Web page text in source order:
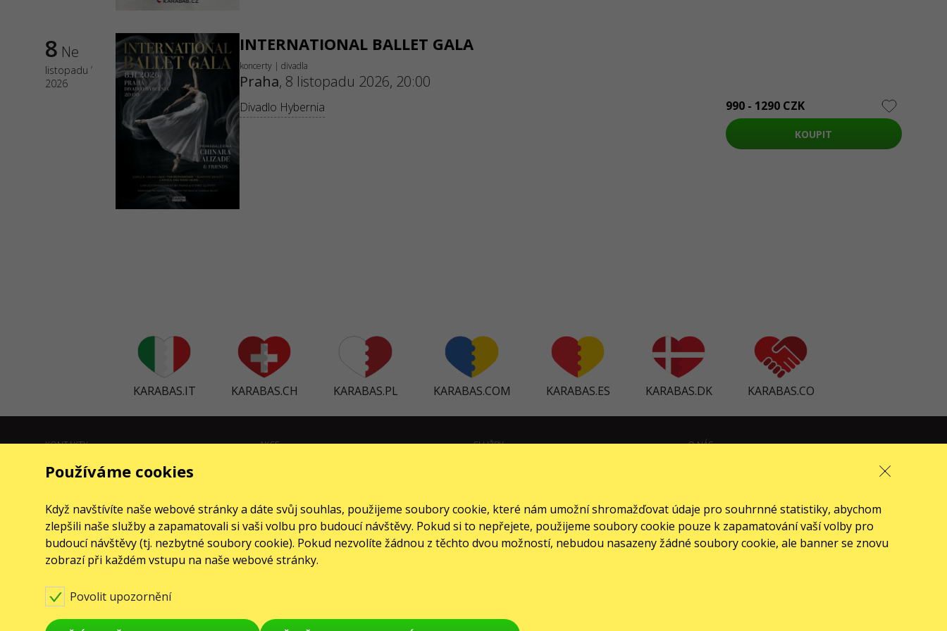
8 Ne
listopadu ’
2026
INTERNATIONAL BALLET GALA
koncerty | divadla
Praha, 8 listopadu 2026, 20:00
Divadlo Hybernia 990 - 1290 CZK
KOUPIT
KARABAS.IT KARABAS.CH KARABAS.PL KARABAS.COM KARABAS.ES KARABAS.DK KARABAS.CO
Používáme cookies
Když navštívíte naše webové stránky a dáte svůj souhlas, použijeme soubory cookie, které nám umožní shromažďovat údaje pro souhrnné statistiky, abychom
zlepšili naše služby a zapamatovali si vaši volbu pro budoucí návštěvy. Pokud si to nepřejete, použijeme soubory cookie pouze k zapamatování vaší volby pro
budoucí návštěvy (tj. nezbytné soubory cookie). Pokud nezvolíte žádnou z těchto dvou možností, nebudou nasazeny žádné soubory cookie, ale banner se znovu
zobrazí při každém vstupu na naše webové stránky.
Povolit upozornění
KONTAKTY
Máte nějaké dotazy nebo návrhy?
Žádosti se zpracovávají prostřednictvím elektronického
formuláře na stráncesale@karabas.pl
Toto jsou internetové stránky společnosti GO2SHOW.CZ
s.r.o., Praha, IČO: 22585010, se sídlem Chotěšovská
190 00 Praha - Letňany, zapsané v obchodním rejstříku
vedeném Městským soudem v Praze, oddíl C, vložka
418867.
AKCE SLUŽBY O NÁS
Logo pro plakáty a média
O společnosti